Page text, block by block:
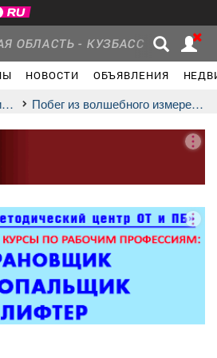
ОБЛАСТЬ - КУЗБАСС
НОВОСТИ ОБЪЯВЛЕНИЯ
Услуги
Побег из волшебного измерения